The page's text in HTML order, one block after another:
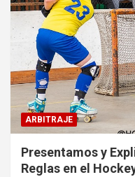
ARBITRAJE
Presentamos y
Reglas en el